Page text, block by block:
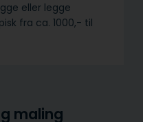
eller legge
fra ca. 1000,- til
maling